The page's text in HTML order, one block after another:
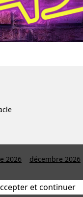
2026 décembre 2026
et continuer